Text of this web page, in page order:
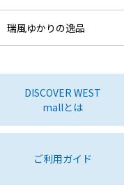
瑞風ゆかりの逸品
DISCOVER WEST
mallとは
ご利用ガイド